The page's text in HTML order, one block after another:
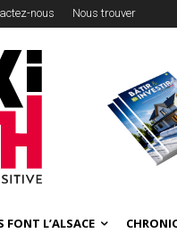
nous Nous trouver
FONT L’ALSACE